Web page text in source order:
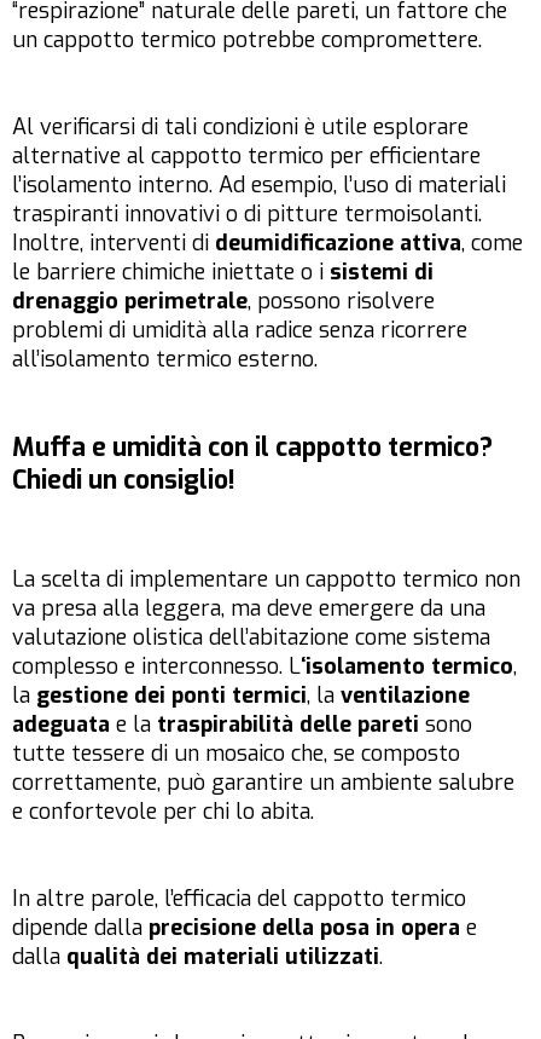
“respirazione” naturale delle pareti, un fattore che
un cappotto termico potrebbe compromettere.
Al verificarsi di tali condizioni è utile esplorare
alternative al cappotto termico per efficientare
l’isolamento interno. Ad esempio, l’uso di materiali
traspiranti innovativi o di pitture termoisolanti.
Inoltre, interventi di deumidificazione attiva, come
le barriere chimiche iniettate o i sistemi di
drenaggio perimetrale, possono risolvere
problemi di umidità alla radice senza ricorrere
all’isolamento termico esterno.
Muffa e umidità con il cappotto termico?
Chiedi un consiglio!
La scelta di implementare un cappotto termico non
va presa alla leggera, ma deve emergere da una
valutazione olistica dell’abitazione come sistema
complesso e interconnesso. L‘isolamento termico,
la gestione dei ponti termici, la ventilazione
adeguata e la traspirabilità delle pareti sono
tutte tessere di un mosaico che, se composto
correttamente, può garantire un ambiente salubre
e confortevole per chi lo abita.
In altre parole, l’efficacia del cappotto termico
dipende dalla precisione della posa in opera e
dalla qualità dei materiali utilizzati.